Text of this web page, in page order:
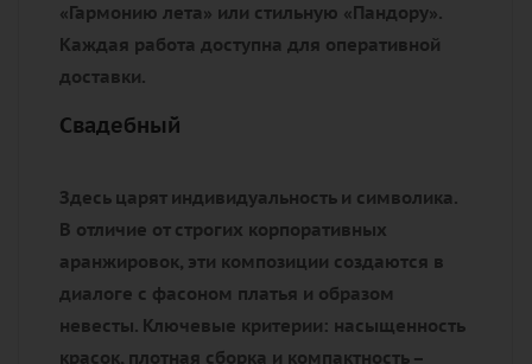
«Гармонию лета» или стильную «Пандору».
Каждая работа доступна для оперативной
доставки.
Свадебный
Здесь царят индивидуальность и символика.
В отличие от строгих корпоративных
аранжировок, эти композиции создаются в
диалоге с фасоном платья и образом
невесты. Ключевые критерии: насыщенность
красок, плотная сборка и компактность –